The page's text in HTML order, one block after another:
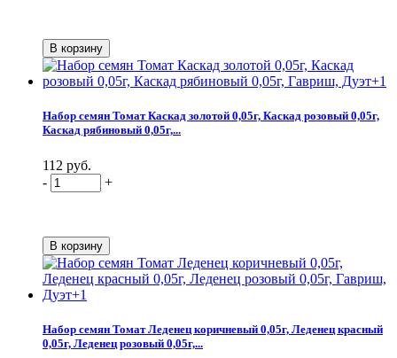
Набор семян Томат Каскад золотой 0,05г, Каскад розовый 0,05г,
Каскад рябиновый 0,05г,...
112 руб.
-
+
Набор семян Томат Леденец коричневый 0,05г, Леденец красный
0,05г, Леденец розовый 0,05г,...